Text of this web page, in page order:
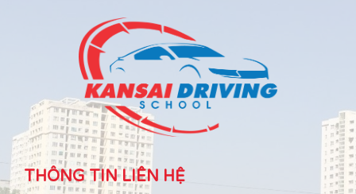
THÔNG TIN LIÊN HỆ